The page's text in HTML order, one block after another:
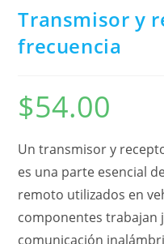
Transmisor y
frecuencia
$54.00
Un transmisor y
es una parte esencial
remoto utilizados en
componentes
comunicación